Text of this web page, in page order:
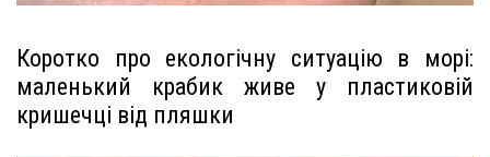
Коротко про екологічну ситуацію в морі:
маленький крабик живе у пластиковій
кришечці від пляшки